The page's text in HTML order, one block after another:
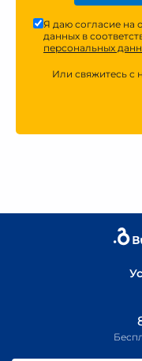
Я даю согласие на
данных в
персональных
Или свяжитесь с